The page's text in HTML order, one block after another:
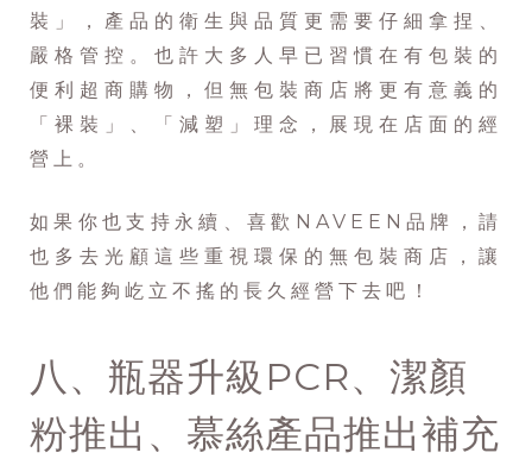
裝」，產品的衛生與品質更需要仔細拿捏、
嚴格管控。也許大多人早已習慣在有包裝的
便利超商購物，但無包裝商店將更有意義的
「裸裝」、「減塑」理念，展現在店面的經
營上。
如果你也支持永續、喜歡NAVEEN品牌，請
也多去光顧這些重視環保的無包裝商店，讓
他們能夠屹立不搖的長久經營下去吧！
八、瓶器升級PCR、潔顏
粉推出、慕絲產品推出補充